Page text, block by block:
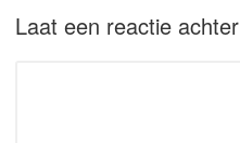
Laat een reactie achter